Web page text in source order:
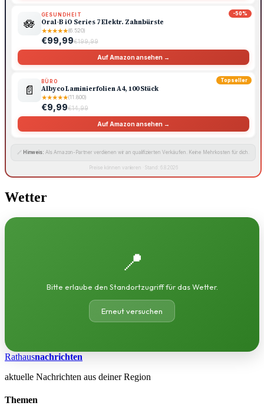
-50%
🪷
GESUNDHEIT
Oral-B iO Series 7 Elektr. Zahnbürste
★★★★★(6.520)
€99,99€199,99
Auf Amazon ansehen →
Topseller
📄
BÜRO
Albyco Laminierfolien A4, 100 Stück
★★★★★(11.800)
€9,99€14,99
Auf Amazon ansehen →
🔗 Hinweis: Als Amazon-Partner verdienen wir an qualifizierten Verkäufen. Keine Mehrkosten für dich.
Preise können variieren · Stand: 6.8.2026
Wetter
📍
Bitte erlaube den Standortzugriff für das Wetter.
Erneut versuchen
Rathausnachrichten
aktuelle Nachrichten aus deiner Region
Themen